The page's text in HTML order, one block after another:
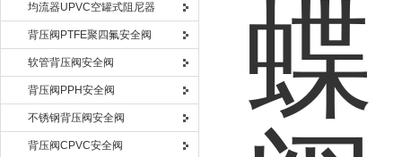
均流器UPVC空罐式阻尼器
背压阀PTFE聚四氟安全阀
软管背压阀安全阀
背压阀PPH安全阀
不锈钢背压阀安全阀
背压阀CPVC安全阀